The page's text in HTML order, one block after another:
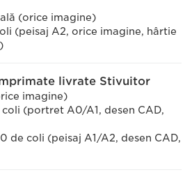
(orice imagine)
(peisaj A2, orice imagine, hârtie
livrate Stivuitor
imagine)
(portret A0/A1, desen CAD,
de coli (peisaj A1/A2, desen CAD,